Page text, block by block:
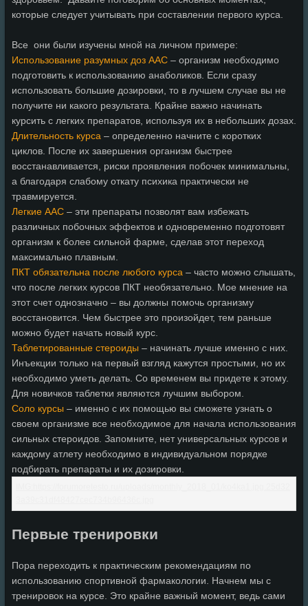
которые следует учитывать при составлении первого курса.
Все они были изучены мной на личном примере:
Использование разумных доз ААС – организм необходимо
подготовить к использованию анаболиков. Если сразу
использовать большие дозировки, то в лучшем случае вы не
получите ни какого результата. Крайне важно начинать
курсить с легких препаратов, используя их в небольших дозах.
Длительность курса – определенно начните с коротких
циклов. После их завершения организм быстрее
восстанавливается, риски проявления побочек минимальны,
а благодаря слабому откату психика практически не
травмируется.
Легкие ААС – эти препараты позволят вам избежать
различных побочных эффектов и одновременно подготовят
организм к более сильной фарме, сделав этот переход
максимально плавным.
ПКТ обязательна после любого курса – часто можно слышать,
что после легких курсов ПКТ необязательно. Мое мнение на
этот счет однозначно – вы должны помочь организму
восстановится. Чем быстрее это произойдет, тем раньше
можно будет начать новый курс.
Таблетированные стероиды – начинать лучше именно с них.
Инъекции только на первый взгляд кажутся простыми, но их
необходимо уметь делать. Со временем вы придете к этому.
Для новичков таблетки являются лучшим выбором.
Соло курсы – именно с их помощью вы сможете узнать о
своем организме все необходимое для начала использования
сильных стероидов. Запомните, нет универсальных курсов и
каждому атлету необходимо в индивидуальном порядке
подбирать препараты и их дозировки.
Первые тренировки
Пора переходить к практическим рекомендациям по
использованию спортивной фармакологии. Начнем мы с
тренировок на курсе. Это крайне важный момент, ведь сами